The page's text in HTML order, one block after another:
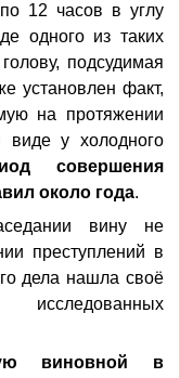
12 часов в углу
одного из таких
подсудимая
установлен факт,
на протяжении
виде у холодного
совершения
около года.
вину не
преступлений в
дела нашла своё
исследованных
виновной в